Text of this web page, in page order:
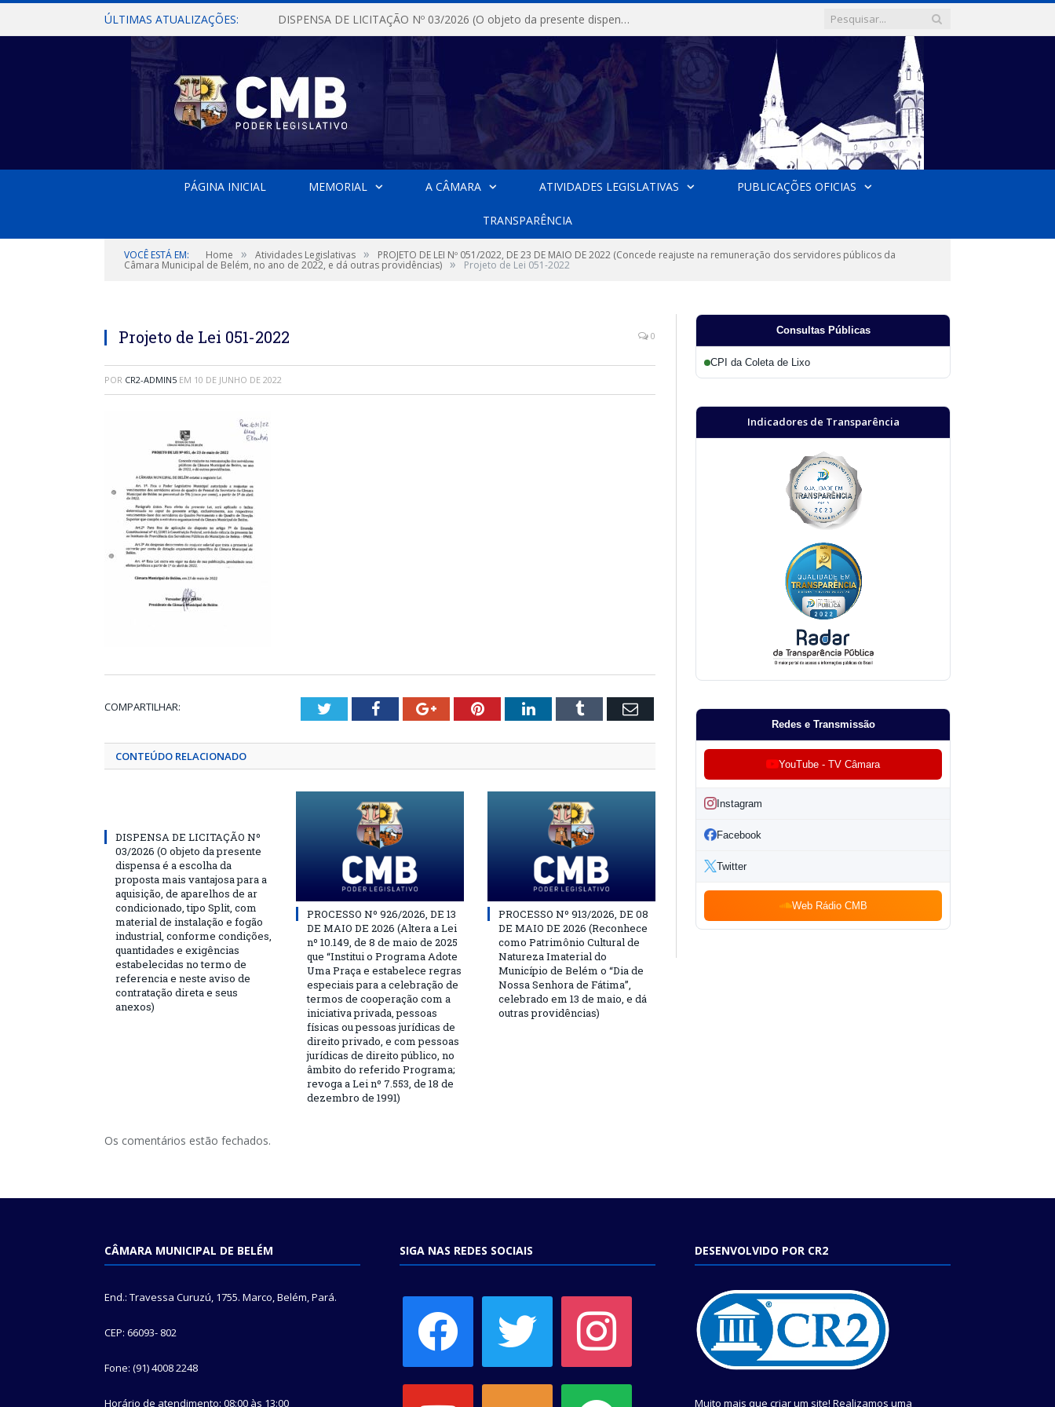
ÚLTIMAS ATUALIZAÇÕES: DISPENSA DE LICITAÇÃO Nº 03/2026 (O objeto da presente dispensa é a escolha da proposta mais vantajosa para a aquisição, de aparelhos de ar condicionado, tipo Split, com material de instalação e fogão industrial, conforme condições, quantidades e exigências estabelecidas no termo de referencia e neste aviso de contratação direta e seus anexos)
PÁGINA INICIAL MEMORIAL A CÂMARA ATIVIDADES LEGISLATIVAS PUBLICAÇÕES OFICIAS
TRANSPARÊNCIA
VOCÊ ESTÁ EM: Home » Atividades Legislativas » PROJETO DE LEI Nº 051/2022, DE 23 DE MAIO DE 2022 (Concede reajuste na remuneração dos servidores públicos da
Câmara Municipal de Belém, no ano de 2022, e dá outras providências) » Projeto de Lei 051-2022
Projeto de Lei 051-2022 0
POR CR2-ADMIN5 EM 10 DE JUNHO DE 2022
COMPARTILHAR: TwitterFacebookGoogle+PinterestLinkedInTumblr Email
CONTEÚDO RELACIONADO
DISPENSA DE LICITAÇÃO Nº
03/2026 (O objeto da presente
dispensa é a escolha da
proposta mais vantajosa para a
aquisição, de aparelhos de ar
condicionado, tipo Split, com
material de instalação e fogão
industrial, conforme condições,
quantidades e exigências
estabelecidas no termo de
referencia e neste aviso de
contratação direta e seus
anexos)
PROCESSO Nº 926/2026, DE 13
DE MAIO DE 2026 (Altera a Lei
nº 10.149, de 8 de maio de 2025
que “Institui o Programa Adote
Uma Praça e estabelece regras
especiais para a celebração de
termos de cooperação com a
iniciativa privada, pessoas
físicas ou pessoas jurídicas de
direito privado, e com pessoas
jurídicas de direito público, no
âmbito do referido Programa;
revoga a Lei nº 7.553, de 18 de
dezembro de 1991)
PROCESSO Nº 913/2026, DE 08
DE MAIO DE 2026 (Reconhece
como Patrimônio Cultural de
Natureza Imaterial do
Município de Belém o “Dia de
Nossa Senhora de Fátima”,
celebrado em 13 de maio, e dá
outras providências)
Os comentários estão fechados.
Consultas Públicas
CPI da Coleta de Lixo
Indicadores de Transparência
Redes e Transmissão
YouTube - TV Câmara
Instagram
Facebook
Twitter
Web Rádio CMB
CÂMARA MUNICIPAL DE BELÉM
End.: Travessa Curuzú, 1755. Marco, Belém, Pará.
CEP: 66093- 802
Fone: (91) 4008 2248
Horário de atendimento: 08:00 às 13:00
SIGA NAS REDES SOCIAIS DESENVOLVIDO POR CR2
Muito mais que criar um site! Realizamos uma